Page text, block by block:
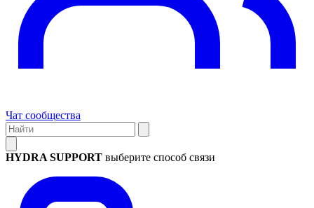
Чат сообщества
HYDRA SUPPORT выберите способ связи